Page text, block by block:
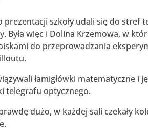
prezentacji szkoły udali się do
Była więc i Dolina Krzemowa, w
do przeprowadzania
łamigłówki matematyczne
telegrafu optycznego.
dużo, w każdej sali czekały